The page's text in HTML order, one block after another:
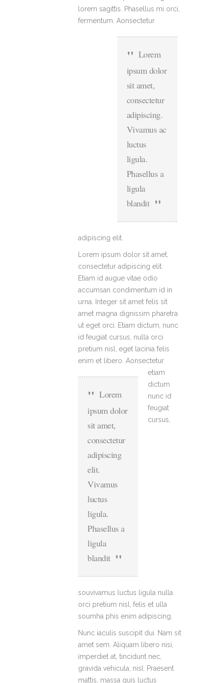
lorem sagittis. Phasellus mi orci,
fermentum.
Lorem
ipsum dolor
sit amet,
consectetur
adipiscing.
Vivamus ac
luctus
ligula.
Phasellus a
ligula
blandit
Aonsectetur
adipiscing elit.
Lorem ipsum dolor sit amet,
consectetur adipiscing elit.
Etiam id augue vitae odio
accumsan condimentum id in
urna. Integer sit amet felis sit
amet magna dignissim pharetra
ut eget orci. Etiam dictum, nunc
id feugiat cursus, nulla orci
pretium nisl, eget lacinia felis
enim et libero.
Lorem
ipsum dolor
sit amet,
consectetur
adipiscing
elit.
Vivamus
luctus
ligula.
Phasellus a
ligula
blandit
Aonsectetur
etiam
dictum
nunc id
feugiat
cursus,
souvivamus luctus ligula nulla
orci pretium nisl, felis et ulla
soumha phis enim adipiscing.
Nunc iaculis suscipit dui. Nam sit
amet sem. Aliquam libero nisi,
imperdiet at, tincidunt nec,
gravida vehicula, nisl. Praesent
mattis, massa quis luctus